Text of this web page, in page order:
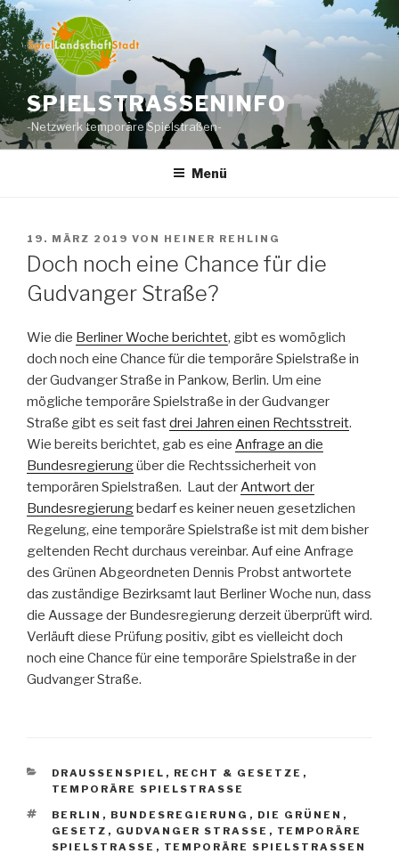
Zum
Inhalt
springen
SPIELSTRASSENINFO
-Netzwerk temporäre Spielstraßen-
Menü
VERÖFFENTLICHT
AM
19. MÄRZ 2019 VON HEINER REHLING
Doch noch eine Chance für die
Gudvanger Straße?
Wie die Berliner Woche berichtet, gibt es womöglich
doch noch eine Chance für die temporäre Spielstraße in
der Gudvanger Straße in Pankow, Berlin. Um eine
mögliche temporäre Spielstraße in der Gudvanger
Straße gibt es seit fastdrei Jahren einen Rechtsstreit.
Wie bereits berichtet, gab es eine Anfrage an die
Bundesregierungüber die Rechtssicherheit von
temporären Spielstraßen. Laut derAntwort der
Bundesregierungbedarf es keiner neuen gesetzlichen
Regelung, eine temporäre Spielstraße ist mit dem bisher
geltenden Recht durchaus vereinbar. Auf eine Anfrage
des Grünen Abgeordneten Dennis Probst antwortete
das zuständige Bezirksamt laut Berliner Woche nun, dass
die Aussage der Bundesregierung derzeit überprüft wird.
Verläuft diese Prüfung positiv, gibt es vielleicht doch
noch eine Chance für eine temporäre Spielstraße in der
Gudvanger Straße.
KATEGORIEN
DRAUSSENSPIEL , RECHT & GESETZE ,
TEMPORÄRE SPIELSTRASSE
SCHLAGWÖRTER
BERLIN , BUNDESREGIERUNG , DIE GRÜNEN ,
GESETZ , GUDVANGER STRASSE , TEMPORÄRE
SPIELSTRASSE
, TEMPORÄRE SPIELSTRASSEN